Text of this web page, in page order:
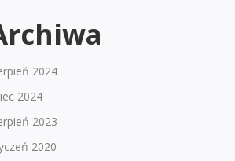
2024
2024
2023
2020